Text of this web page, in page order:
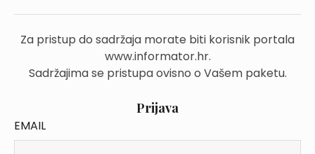
Za pristup do sadržaja morate biti korisnik portala
www.informator.hr.
Sadržajima se pristupa ovisno o Vašem paketu.
Prijava
EMAIL